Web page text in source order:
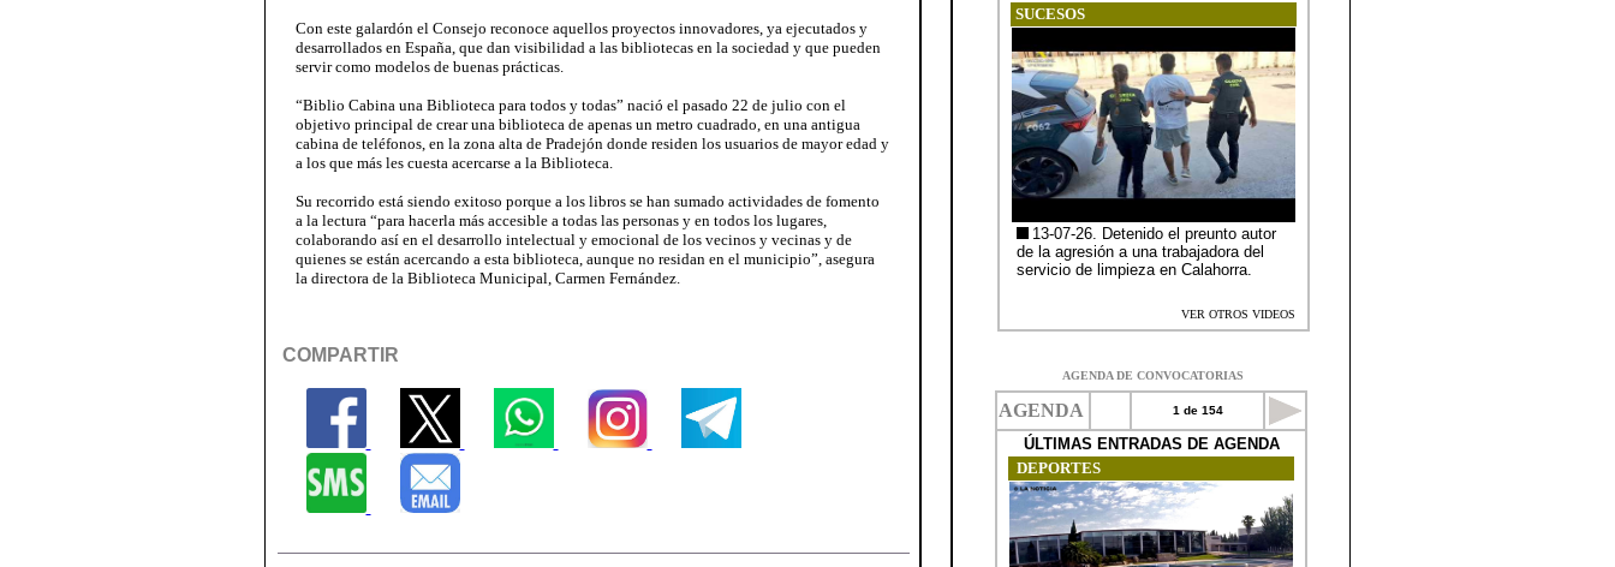
Con este galardón el Consejo reconoce aquellos proyectos innovadores, ya ejecutados y
desarrollados en España, que dan visibilidad a las bibliotecas en la sociedad y que pueden
servir como modelos de buenas prácticas.
“Biblio Cabina una Biblioteca para todos y todas” nació el pasado 22 de julio con el
objetivo principal de crear una biblioteca de apenas un metro cuadrado, en una antigua
cabina de teléfonos, en la zona alta de Pradejón donde residen los usuarios de mayor edad y
a los que más les cuesta acercarse a la Biblioteca.
Su recorrido está siendo exitoso porque a los libros se han sumado actividades de fomento
a la lectura “para hacerla más accesible a todas las personas y en todos los lugares,
colaborando así en el desarrollo intelectual y emocional de los vecinos y vecinas y de
quienes se están acercando a esta biblioteca, aunque no residan en el municipio”, asegura
la directora de la Biblioteca Municipal, Carmen Fernández.
COMPARTIR
AGENDA DE CONVOCATORIAS